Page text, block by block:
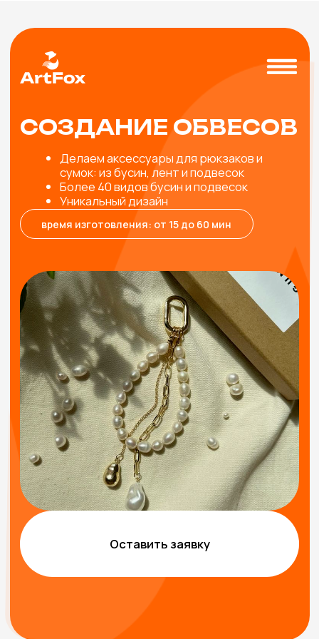
СОЗДАНИЕ ОБВЕСОВ
Делаем аксессуары для рюкзаков и
сумок: из бусин, лент и подвесок
Более 40 видов бусин и подвесок
время изготовления: от 15 до 60 мин
Оставить заявку
ПРОВЕДЕНИЯ
МАСТЕР-КЛАССА
ВОЗМОЖНЫЕ ФОРМАТЫ
Интерактивный